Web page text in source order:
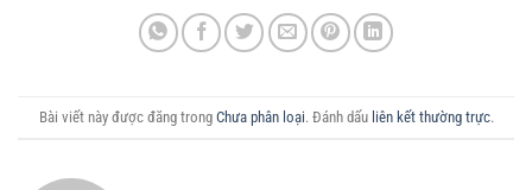
Bài viết này được đăng trong Chưa phân loại. Đánh dấu liên kết thường trực.